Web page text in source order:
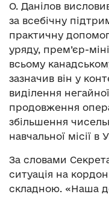
О. Данілов
за всебічну
практичну
уряду, прем’єр-
всьому
зазначив він у
виділення
продовження
збільшення
навчальної місії в
За словами
ситуація на
складною. «Наша